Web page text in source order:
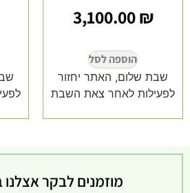
3,100.00₪
הוספה לסל
שבת שלום, האתר יחזור
לפעילות לאחר צאת השבת
מוזמנים לבקר אצלנו